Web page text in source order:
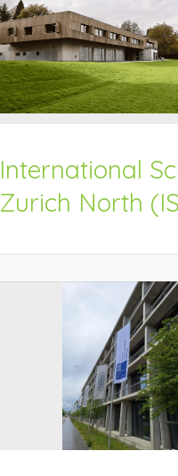
International
Zurich North